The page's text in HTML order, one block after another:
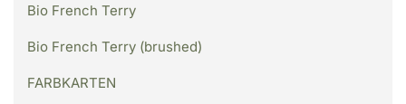
Bio French Terry
Bio French Terry (brushed)
FARBKARTEN